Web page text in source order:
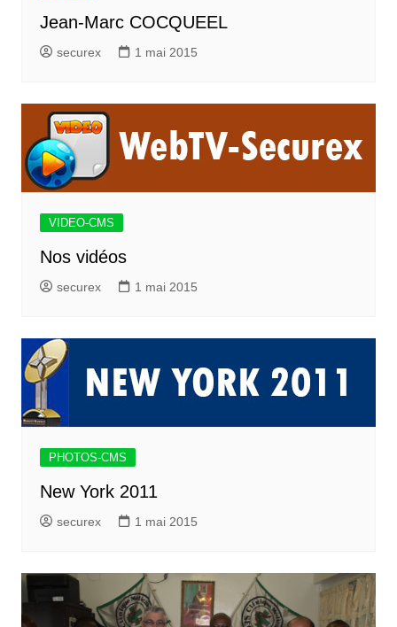
Jean-Marc COCQUEEL
securex 1 mai 2015
VIDEO-CMS
Nos vidéos
securex 1 mai 2015
PHOTOS-CMS
New York 2011
securex 1 mai 2015